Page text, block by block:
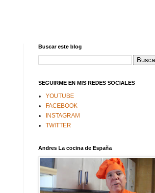
Buscar este blog
SEGUIRME EN MIS REDES SOCIALES
YOUTUBE
FACEBOOK
INSTAGRAM
TWITTER
Andres La cocina de España